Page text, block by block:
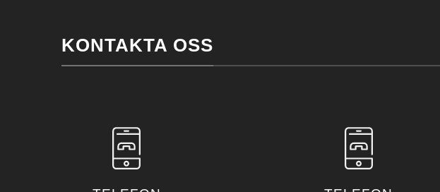
KONTAKTA OSS